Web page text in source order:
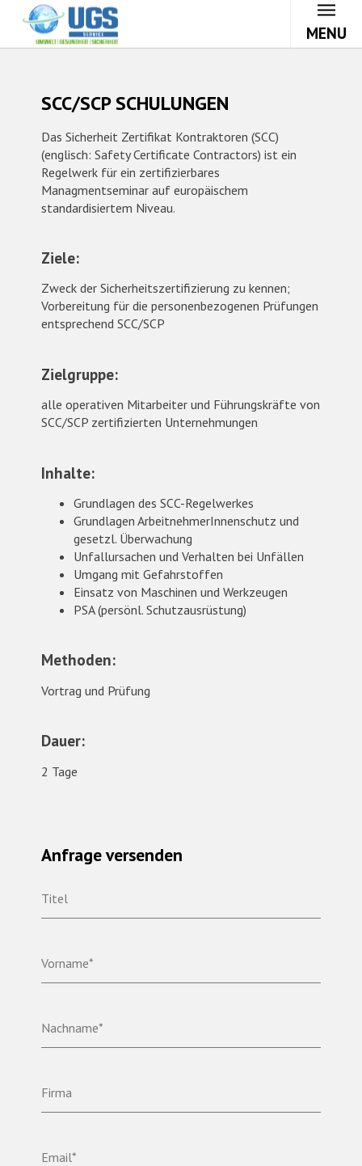
MENU
SCC/SCP SCHULUNGEN
Das Sicherheit Zertifikat Kontraktoren (SCC)
(englisch: Safety Certificate Contractors) ist ein
Regelwerk für ein zertifizierbares
Managmentseminar auf europäischem
standardisiertem Niveau.
Ziele:
Zweck der Sicherheitszertifizierung zu kennen;
Vorbereitung für die personenbezogenen Prüfungen
entsprechend SCC/SCP
Zielgruppe:
alle operativen Mitarbeiter und Führungskräfte von
SCC/SCP zertifizierten Unternehmungen
Inhalte:
Grundlagen des SCC-Regelwerkes
Grundlagen ArbeitnehmerInnenschutz und
gesetzl. Überwachung
Unfallursachen und Verhalten bei Unfällen
Umgang mit Gefahrstoffen
Einsatz von Maschinen und Werkzeugen
PSA (persönl. Schutzausrüstung)
Methoden:
Vortrag und Prüfung
Dauer:
2 Tage
Anfrage versenden
Titel
Vorname*
Nachname*
Firma
Email*